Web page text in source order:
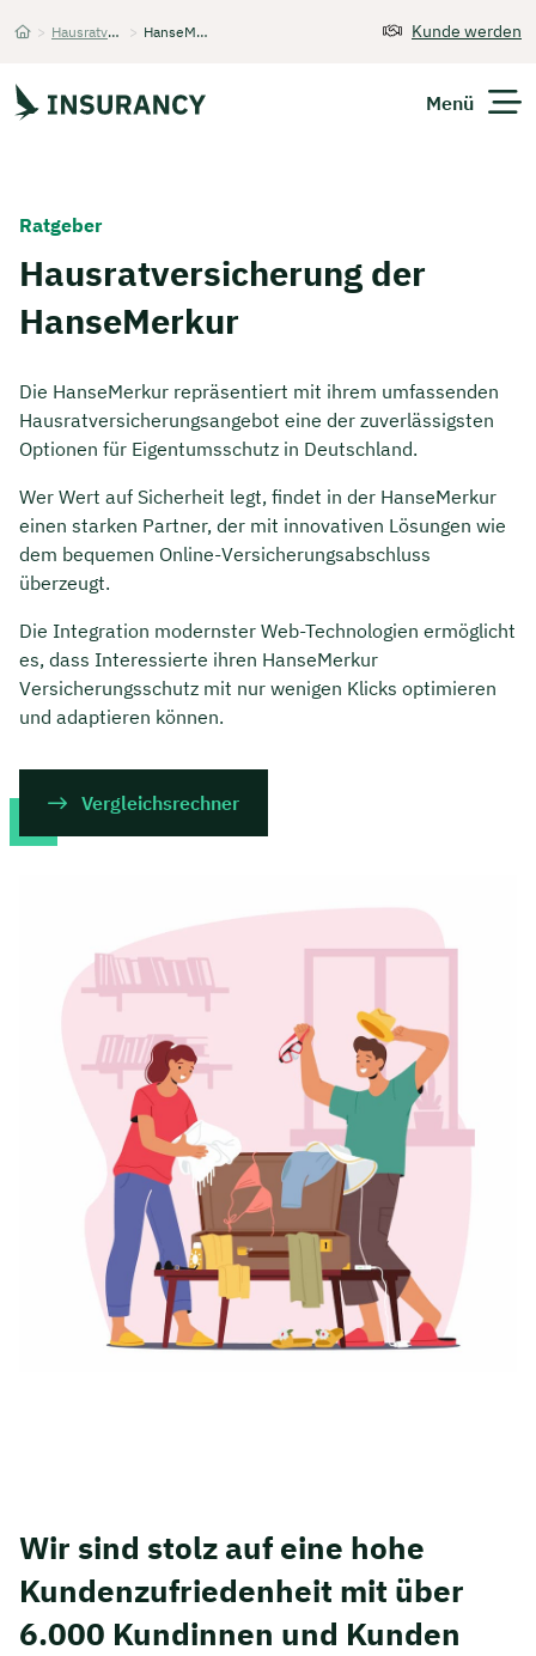
> Hausratversicherung > HanseMerkur Kunde werden
Menü
Finanzen
Über Uns
Kontakt
Ratgeber
Hausratversicherung der
HanseMerkur
Die HanseMerkur repräsentiert mit ihrem umfassenden
Hausratversicherungsangebot eine der zuverlässigsten
Optionen für Eigentumsschutz in Deutschland.
Wer Wert auf Sicherheit legt, findet in der HanseMerkur
einen starken Partner, der mit innovativen Lösungen wie
dem bequemen Online-Versicherungsabschluss
überzeugt.
Die Integration modernster Web-Technologien ermöglicht
es, dass Interessierte ihren HanseMerkur
Versicherungsschutz mit nur wenigen Klicks optimieren
und adaptieren können.
Vergleichsrechner
Wir sind stolz auf eine hohe
Kunden­zufriedenheit mit über
6.000 Kundinnen und Kunden